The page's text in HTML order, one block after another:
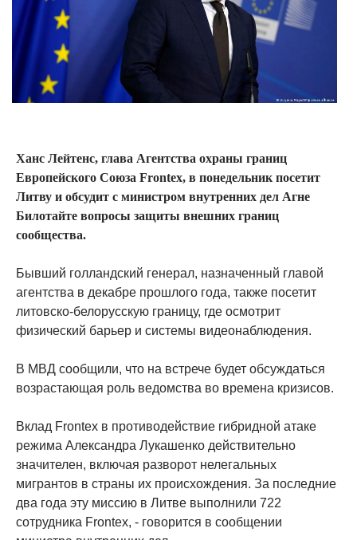
Ханс Лейтенс, глава Агентства охраны границ
Европейского Союза Frontex, в понедельник посетит
Литву и обсудит с министром внутренних дел Агне
Билотайте вопросы защиты внешних границ
сообщества.
Бывший голландский генерал, назначенный главой
агентства в декабре прошлого года, также посетит
литовско-белорусскую границу, где осмотрит
физический барьер и системы видеонаблюдения.
В МВД сообщили, что на встрече будет обсуждаться
возрастающая роль ведомства во времена кризисов.
Вклад Frontex в противодействие гибридной атаке
режима Александра Лукашенко действительно
значителен, включая разворот нелегальных
мигрантов в страны их происхождения. За последние
два года эту миссию в Литве выполнили 722
сотрудника Frontex, - говорится в сообщении